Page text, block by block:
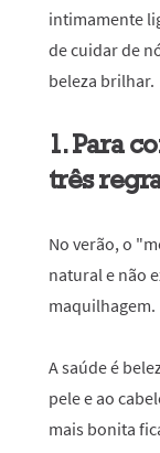
intimamente
de cuidar de
beleza brilhar.
1. Para
três
No verão, o
natural e não
maquilhagem.
A saúde é
pele e ao
mais bonita